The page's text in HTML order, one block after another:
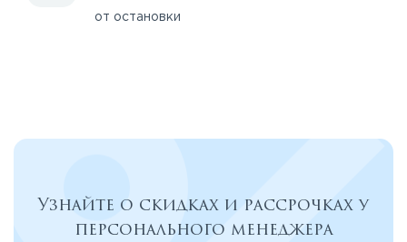
от остановки
Узнайте о скидках и рассрочках у
персонального менеджера